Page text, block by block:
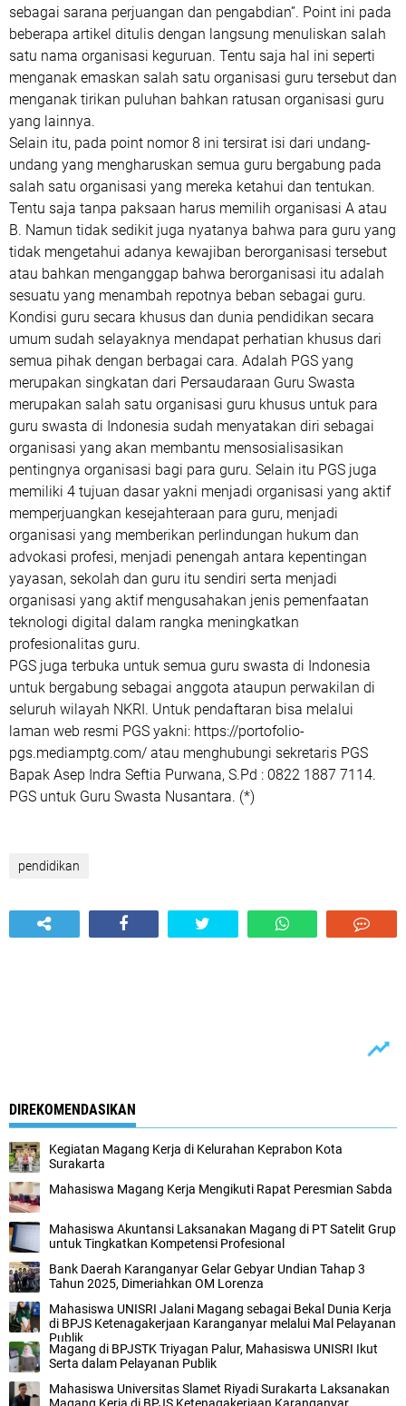
sebagai sarana perjuangan dan pengabdian”. Point ini pada
beberapa artikel ditulis dengan langsung menuliskan salah
satu nama organisasi keguruan. Tentu saja hal ini seperti
menganak emaskan salah satu organisasi guru tersebut dan
menganak tirikan puluhan bahkan ratusan organisasi guru
yang lainnya.
Selain itu, pada point nomor 8 ini tersirat isi dari undang-
undang yang mengharuskan semua guru bergabung pada
salah satu organisasi yang mereka ketahui dan tentukan.
Tentu saja tanpa paksaan harus memilih organisasi A atau
B. Namun tidak sedikit juga nyatanya bahwa para guru yang
tidak mengetahui adanya kewajiban berorganisasi tersebut
atau bahkan menganggap bahwa berorganisasi itu adalah
sesuatu yang menambah repotnya beban sebagai guru.
Kondisi guru secara khusus dan dunia pendidikan secara
umum sudah selayaknya mendapat perhatian khusus dari
semua pihak dengan berbagai cara. Adalah PGS yang
merupakan singkatan dari Persaudaraan Guru Swasta
merupakan salah satu organisasi guru khusus untuk para
guru swasta di Indonesia sudah menyatakan diri sebagai
organisasi yang akan membantu mensosialisasikan
pentingnya organisasi bagi para guru. Selain itu PGS juga
memiliki 4 tujuan dasar yakni menjadi organisasi yang aktif
memperjuangkan kesejahteraan para guru, menjadi
organisasi yang memberikan perlindungan hukum dan
advokasi profesi, menjadi penengah antara kepentingan
yayasan, sekolah dan guru itu sendiri serta menjadi
organisasi yang aktif mengusahakan jenis pemenfaatan
teknologi digital dalam rangka meningkatkan
profesionalitas guru.
PGS juga terbuka untuk semua guru swasta di Indonesia
untuk bergabung sebagai anggota ataupun perwakilan di
seluruh wilayah NKRI. Untuk pendaftaran bisa melalui
laman web resmi PGS yakni: https://portofolio-
pgs.mediamptg.com/ atau menghubungi sekretaris PGS
Bapak Asep Indra Seftia Purwana, S.Pd : 0822 1887 7114.
PGS untuk Guru Swasta Nusantara. (*)
pendidikan
DIREKOMENDASIKAN
Kegiatan Magang Kerja di Kelurahan Keprabon Kota
Surakarta
Mahasiswa Magang Kerja Mengikuti Rapat Peresmian Sabda
Mahasiswa Akuntansi Laksanakan Magang di PT Satelit Grup
untuk Tingkatkan Kompetensi Profesional
Bank Daerah Karanganyar Gelar Gebyar Undian Tahap 3
Tahun 2025, Dimeriahkan OM Lorenza
Mahasiswa UNISRI Jalani Magang sebagai Bekal Dunia Kerja
di BPJS Ketenagakerjaan Karanganyar melalui Mal Pelayanan
Publik
Magang di BPJSTK Triyagan Palur, Mahasiswa UNISRI Ikut
Serta dalam Pelayanan Publik
Mahasiswa Universitas Slamet Riyadi Surakarta Laksanakan